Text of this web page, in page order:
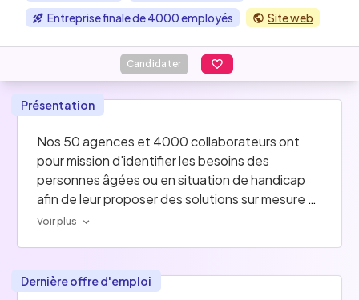
Entreprise finale de 4000 employés
Site web
Candidater
Présentation
Nos 50 agences et 4000 collaborateurs ont
pour mission d'identifier les besoins des
personnes âgées ou en situation de handicap
afin de leur proposer des solutions sur mesure
pour leur permettre de bien vivre à domicile.
Voir plus
Dernière offre d'emploi